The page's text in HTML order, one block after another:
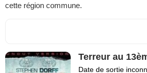
cette région commune.
Terreur au
Date de sortie